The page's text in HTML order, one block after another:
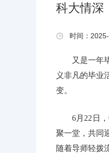
科大情深
时间：
又是一年
义非凡的毕业
变。
6月22日
聚一堂，共同
随着导师轻拨